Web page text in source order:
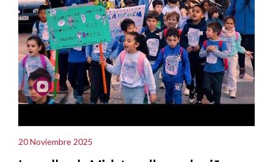
20 Noviembre 2025